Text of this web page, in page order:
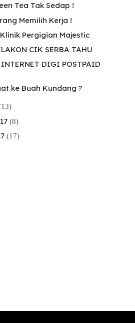
Tea Tak Sedap !
Memilih Kerja !
Pergigian Majestic
CIK SERBA TAHU
DIGI POSTPAID
ke Buah Kundang ?
(8)
(17)